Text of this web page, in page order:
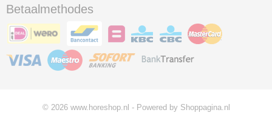
Betaalmethodes
© 2026 www.horeshop.nl - Powered by Shoppagina.nl